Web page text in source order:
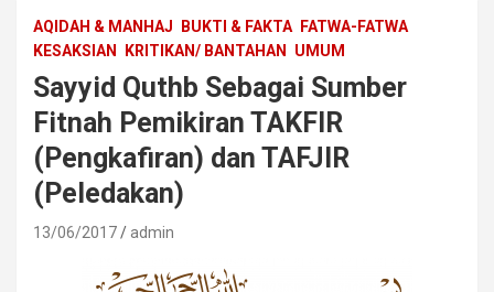
AQIDAH & MANHAJ BUKTI & FAKTA
FATWA-FATWA
KESAKSIAN
KRITIKAN/ BANTAHAN UMUM
Sayyid Quthb Sebagai Sumber
Fitnah Pemikiran TAKFIR
(Pengkafiran) dan TAFJIR
(Peledakan)
13/06/2017 admin